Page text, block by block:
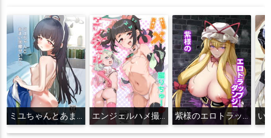
ミユちゃんとあまい同棲せいかつ エンジェルハメ撮りちゅー 紫様のエロトラップダンジョン